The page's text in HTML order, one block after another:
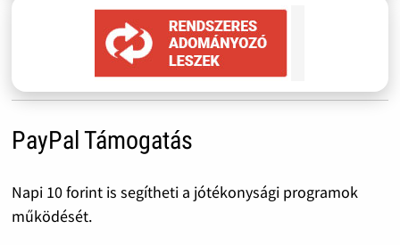
PayPal Támogatás
Napi 10 forint is segítheti a jótékonysági programok
működését.